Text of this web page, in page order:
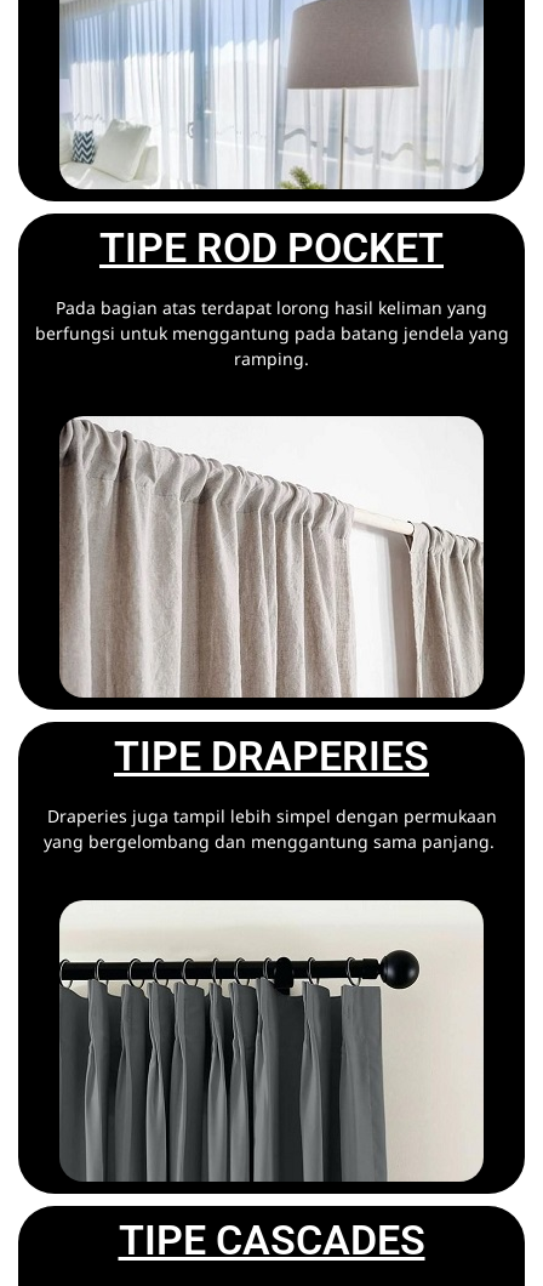
TIPE ROD POCKET
Pada bagian atas terdapat lorong hasil keliman yang
berfungsi untuk menggantung pada batang jendela yang
ramping.
TIPE DRAPERIES
Draperies juga tampil lebih simpel dengan permukaan
yang bergelombang dan menggantung sama panjang.
TIPE CASCADES